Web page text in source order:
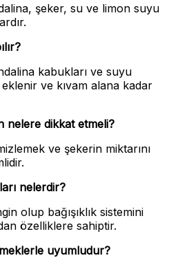
şeker, su ve limon suyu
kabukları ve suyu
eklenir ve kıvam alana kadar
nelere dikkat etmeli?
ve şekerin miktarını
nelerdir?
olup bağışıklık sistemini
özelliklere sahiptir.
uyumludur?